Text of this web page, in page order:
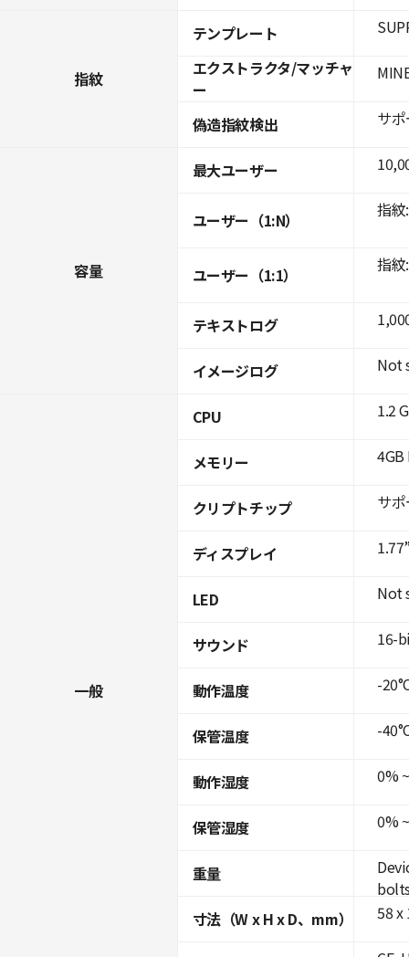
指紋
テンプレート
エクストラクタ/マッチャ
ー
偽造指紋検出
容量
最大ユーザー
ユーザー（1:N）
ユーザー（1:1）
テキストログ
イメージログ
一般
CPU
メモリー
クリプトチップ
ディスプレイ
LED
サウンド
動作温度
保管温度
動作湿度
保管湿度
重量
寸法（W x H x D、mm）
サ
指紋
指紋
Not
1.2
4GB
サ
Not
16-
-
-
0%
0%
58 x